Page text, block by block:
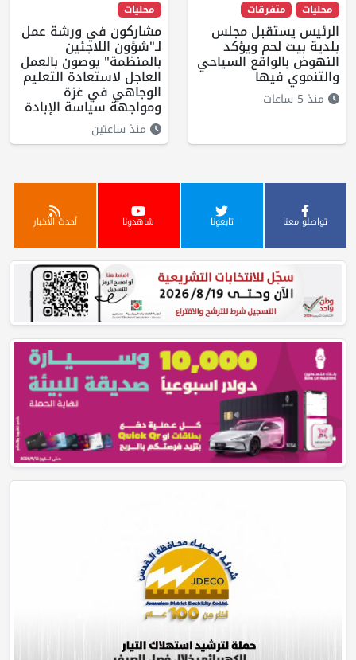
محليات متفرقات
الرئيس يستقبل مجلس
بلدية بيت لحم ويؤكد
النهوض بالواقع السياحي
والتنموي فيها
منذ 5 ساعات
محليات
مشاركون في ورشة عمل
لـ"شؤون اللاجئين
بالمنظمة" يوصون بالعمل
العاجل لاستعادة التعليم
الوجاهي في غزة
ومواجهة سياسة الإبادة
منذ ساعتين
تواصلو معنا تابعونا شاهدونا أحدث الأخبار